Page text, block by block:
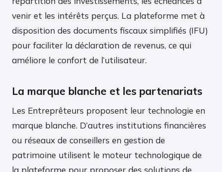
venir et les intérêts perçus. La plateforme met à
disposition des documents fiscaux simplifiés (IFU)
pour faciliter la déclaration de revenus, ce qui
améliore le confort de l’utilisateur.
La marque blanche et les partenariats
Les Entreprêteurs proposent leur technologie en
marque blanche. D’autres institutions financières
ou réseaux de conseillers en gestion de
patrimoine utilisent le moteur technologique de
la plateforme pour proposer des solutions de